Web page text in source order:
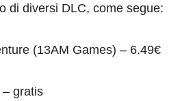
di diversi DLC, come segue:
(13AM Games) – 6.49€
gratis